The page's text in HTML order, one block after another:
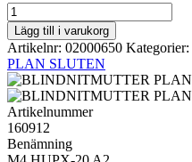
HEX
PLAN
SLUTEN
M4
HUPX-
20
A2
mängd
Lägg till i varukorg
Artikelnr: 02000650 Kategorier:
PLAN SLUTEN
Artikelnummer
160912
Benämning